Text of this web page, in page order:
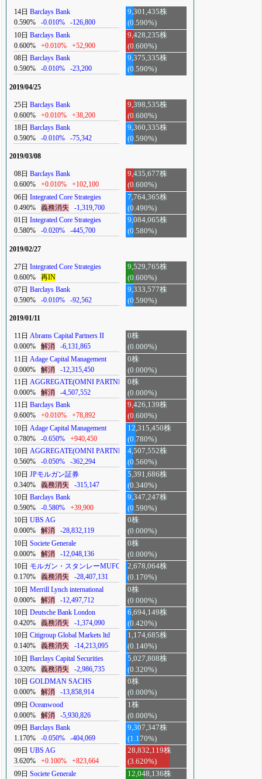
14日 Barclays Bank
0.590%
-0.010% -126,800
9,301,435株
(0.590%)
10日 Barclays Bank
0.600%
+0.010% +52,900
9,428,235株
(0.600%)
08日 Barclays Bank
0.590%
-0.010% -23,200
9,375,335株
(0.590%)
2019/04/25
25日 Barclays Bank
0.600%
+0.010% +38,200
9,398,535株
(0.600%)
18日 Barclays Bank
0.590%
-0.010% -75,342
9,360,335株
(0.590%)
2019/03/08
08日 Barclays Bank
0.600%
+0.010% +102,100
9,435,677株
(0.600%)
06日 Integrated Core Strategies
0.490%
義務消失 -1,319,700
7,764,365株
(0.490%)
01日 Integrated Core Strategies
0.580%
-0.020% -445,700
9,084,065株
(0.580%)
2019/02/27
27日 Integrated Core Strategies
0.600%
再IN
9,529,765株
(0.600%)
07日 Barclays Bank
0.590%
-0.010% -92,562
9,333,577株
(0.590%)
2019/01/11
11日 Abrams Capital Partners II
0.000%
解消 -6,131,865
0株
(0.000%)
11日 Adage Capital Management
0.000%
解消 -12,315,450
0株
(0.000%)
11日 AGGREGATE(OMNI PARTNERS)
0.000%
解消 -4,507,552
0株
(0.000%)
11日 Barclays Bank
0.600%
+0.010% +78,892
9,426,139株
(0.600%)
10日 Adage Capital Management
0.780%
-0.650% +940,450
12,315,450株
(0.780%)
10日 AGGREGATE(OMNI PARTNERS)
0.560%
-0.050% -362,294
4,507,552株
(0.560%)
10日 JPモルガン証券
0.340%
義務消失 -315,147
5,391,686株
(0.340%)
10日 Barclays Bank
0.590%
-0.580% +39,900
9,347,247株
(0.590%)
10日 UBS AG
0.000%
解消 -28,832,119
0株
(0.000%)
10日 Societe Generale
0.000%
解消 -12,048,136
0株
(0.000%)
10日 モルガン・スタンレーMUFG
0.170%
義務消失 -28,407,131
2,678,064株
(0.170%)
10日 Merrill Lynch international
0.000%
解消 -12,497,712
0株
(0.000%)
10日 Deutsche Bank London
0.420%
義務消失 -1,374,090
6,694,149株
(0.420%)
10日 Citigroup Global Markets ltd
0.140%
義務消失 -14,213,095
1,174,685株
(0.140%)
10日 Barclays Capital Securities
0.320%
義務消失 -2,986,735
5,027,808株
(0.320%)
10日 GOLDMAN SACHS
0.000%
解消 -13,858,914
0株
(0.000%)
09日 Oceanwood
0.000%
解消 -5,930,826
1株
(0.000%)
09日 Barclays Bank
1.170%
-0.050% -404,069
9,307,347株
(1.170%)
09日 UBS AG
3.620%
+0.100% +823,664
28,832,119株
(3.620%)
09日 Societe Generale
12,048,136株